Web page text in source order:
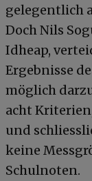
gelegentlich
Doch Nils
Idheap,
Ergebnisse
möglich
acht
und
keine
Schulnoten.